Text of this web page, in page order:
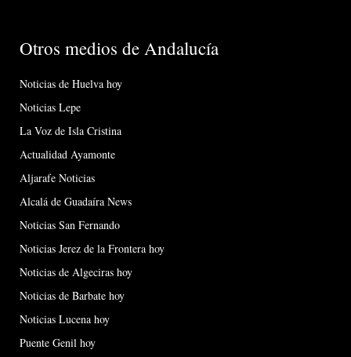
Otros medios de Andalucía
Noticias de Huelva hoy
Noticias Lepe
La Voz de Isla Cristina
Actualidad Ayamonte
Aljarafe Noticias
Alcalá de Guadaíra News
Noticias San Fernando
Noticias Jerez de la Frontera hoy
Noticias de Algeciras hoy
Noticias de Barbate hoy
Noticias Lucena hoy
Puente Genil hoy